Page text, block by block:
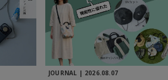
JOURNAL | 2026.08.07